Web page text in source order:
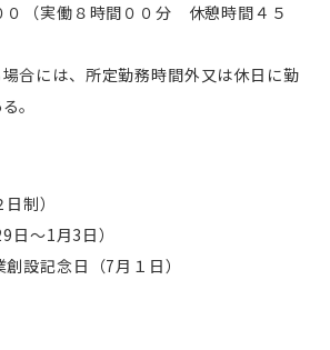
０（実働８時間００分 休憩時間４５
合には、所定勤務時間外又は休日に勤
。
制）
日〜1月3日）
設記念日（7月１日）